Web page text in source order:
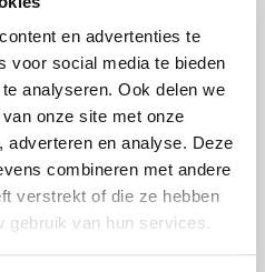
en advertenties te
voor social media te bieden
analyseren. Ook delen we
onze site met onze
adverteren en analyse. Deze
combineren met andere
verstrekt of die ze hebben
gebruik van hun services.
de
je auto stofzuigen bij
je geen gedoe meer
Waar je vroeger altijd
ene euro in je
schoonmaken van je
Bij onze moderne